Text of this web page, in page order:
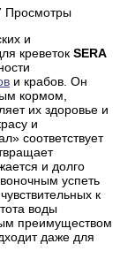
Просмотры
и
креветок SERA
и крабов. Он
кормом,
их здоровье и
и
соответствует
и долго
успеть
к
воды
преимуществом
даже для